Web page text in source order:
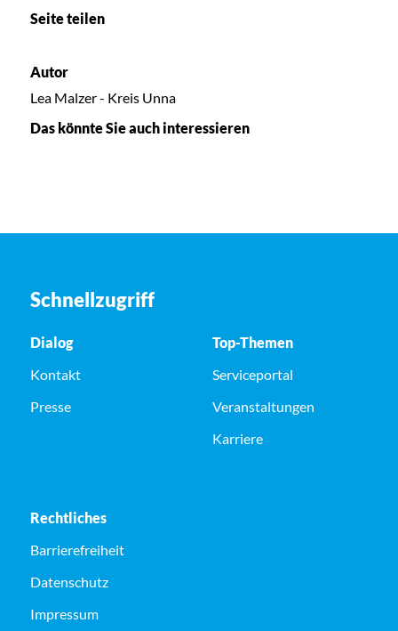
Seite teilen
Autor
Lea Malzer - Kreis Unna
Das könnte Sie auch interessieren
Schnellzugriff
Dialog
Kontakt
Presse
Top-Themen
Serviceportal
Veranstaltungen
Karriere
Rechtliches
Barrierefreiheit
Datenschutz
Impressum